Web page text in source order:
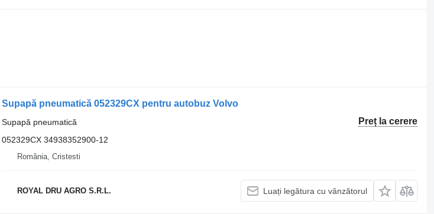
Supapă pneumatică 052329CX pentru autobuz Volvo
Preț la cerere
Supapă pneumatică
052329CX 34938352900-12
România, Cristesti
ROYAL DRU AGRO S.R.L. Luați legătura cu vânzătorul